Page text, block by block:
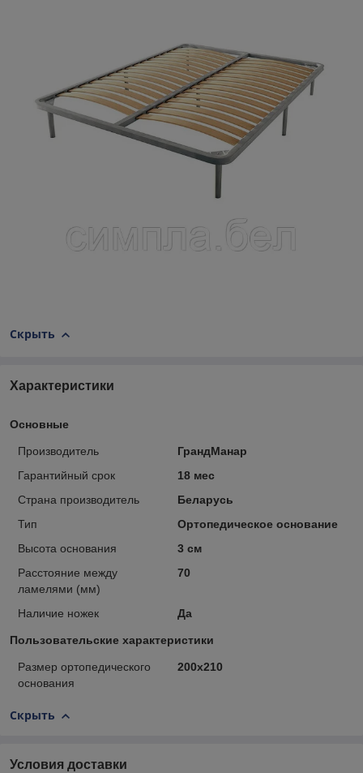
Скрыть
Характеристики
Основные
Производитель
ГрандМанар
Гарантийный срок
18 мес
Страна производитель
Беларусь
Тип
Ортопедическое основание
Высота основания
3 см
Расстояние между
ламелями (мм)
70
Наличие ножек Да
Пользовательские характеристики
Размер ортопедического
основания
200х210
Скрыть
Условия доставки